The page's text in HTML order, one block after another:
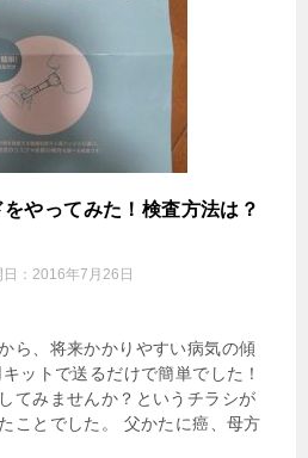
やってみた！検査方法は？
： 2016年7月26日
ら、将来かかりやすい病気の傾
ットで送るだけで簡単でした！
てみませんか？というチラシが
ことでした。 父かたに癌、母方